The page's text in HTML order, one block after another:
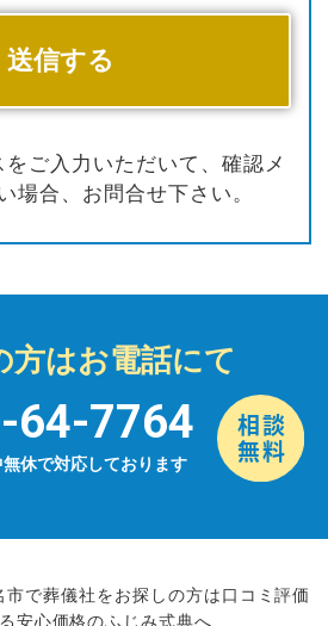
ご入力いただいて、確認メ
場合、お問合せ下さい。
方はお電話にて
64-7764
休で対応しております
で葬儀社をお探しの方は口コミ評価
安心価格のふじみ式典へ